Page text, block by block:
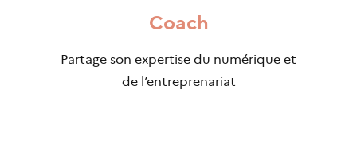
Coach
Partage son expertise du numérique et
de l’entreprenariat